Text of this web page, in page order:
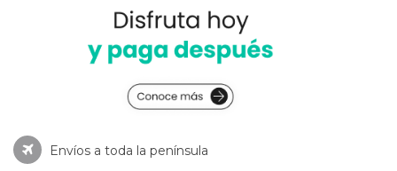
Envíos a toda la península